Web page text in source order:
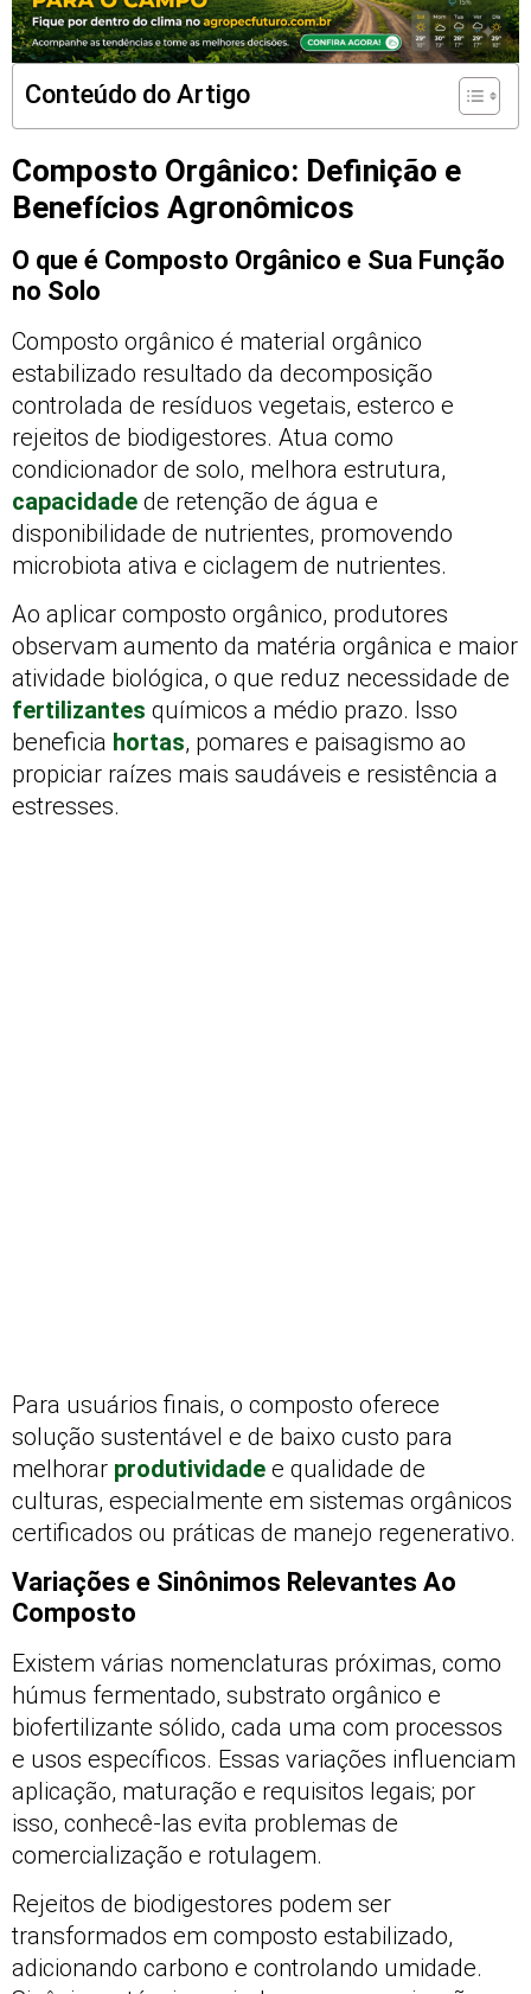
Conteúdo do Artigo
Composto Orgânico: Definição e
Benefícios Agronômicos
O que é Composto Orgânico e Sua Função
no Solo
Composto orgânico é material orgânico
estabilizado resultado da decomposição
controlada de resíduos vegetais, esterco e
rejeitos de biodigestores. Atua como
condicionador de solo, melhora estrutura,
capacidade de retenção de água e
disponibilidade de nutrientes, promovendo
microbiota ativa e ciclagem de nutrientes.
Ao aplicar composto orgânico, produtores
observam aumento da matéria orgânica e maior
atividade biológica, o que reduz necessidade de
fertilizantes químicos a médio prazo. Isso
beneficia hortas, pomares e paisagismo ao
propiciar raízes mais saudáveis e resistência a
estresses.
Para usuários finais, o composto oferece
solução sustentável e de baixo custo para
melhorar produtividade e qualidade de
culturas, especialmente em sistemas orgânicos
certificados ou práticas de manejo regenerativo.
Variações e Sinônimos Relevantes Ao
Composto
Existem várias nomenclaturas próximas, como
húmus fermentado, substrato orgânico e
biofertilizante sólido, cada uma com processos
e usos específicos. Essas variações influenciam
aplicação, maturação e requisitos legais; por
isso, conhecê-las evita problemas de
comercialização e rotulagem.
Rejeitos de biodigestores podem ser
transformados em composto estabilizado,
adicionando carbono e controlando umidade.